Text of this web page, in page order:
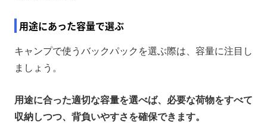
用途にあった容量で選ぶ
キャンプで使うバックパックを選ぶ際は、容量に注目し
ましょう。
用途に合った適切な容量を選べば、必要な荷物をすべて
収納しつつ、背負いやすさを確保できます。